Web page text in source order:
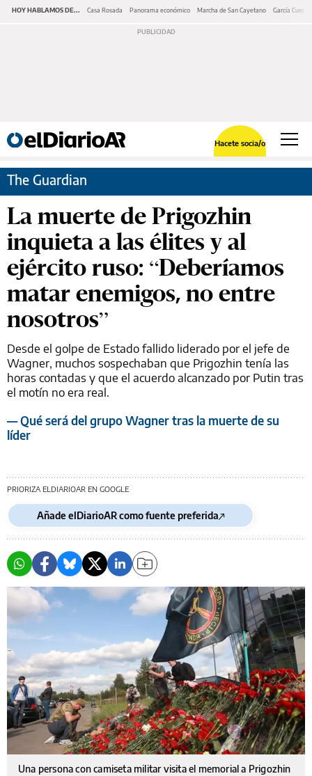
HOY HABLAMOS DE... Casa Rosada Panorama económico Marcha de San Cayetano García Cuerva
Hacete socia/o
The Guardian
La muerte de Prigozhin
inquieta a las élites y al
ejército ruso: “Deberíamos
matar enemigos, no entre
nosotros”
Desde el golpe de Estado fallido liderado por el jefe de
Wagner, muchos sospechaban que Prigozhin tenía las
horas contadas y que el acuerdo alcanzado por Putin tras
el motín no era real.
— Qué será del grupo Wagner tras la muerte de su
líder
PRIORIZA ELDIARIOAR EN GOOGLE
Añade elDiarioAR como fuente preferida
Una persona con camiseta militar visita el memorial a Prigozhin